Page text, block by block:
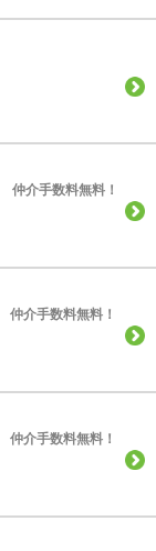
介手数料無料！
介手数料無料！
介手数料無料！